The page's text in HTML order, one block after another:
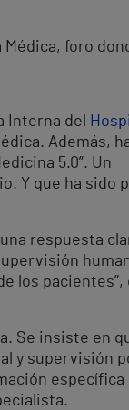
foro
Interna del
Además,
5.0”. Un
Y que ha sido
respuesta
los pacientes”,
Se insiste en
y supervisión
específica